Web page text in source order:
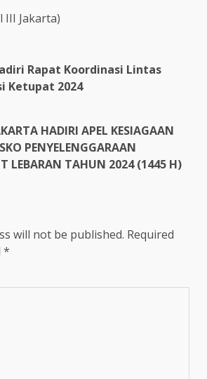
III Jakarta)
Rapat Koordinasi Lintas
Ketupat 2024
HADIRI APEL KESIAGAAN
PENYELENGGARAAN
LEBARAN TAHUN 2024 (1445 H)
will not be published. Required
*